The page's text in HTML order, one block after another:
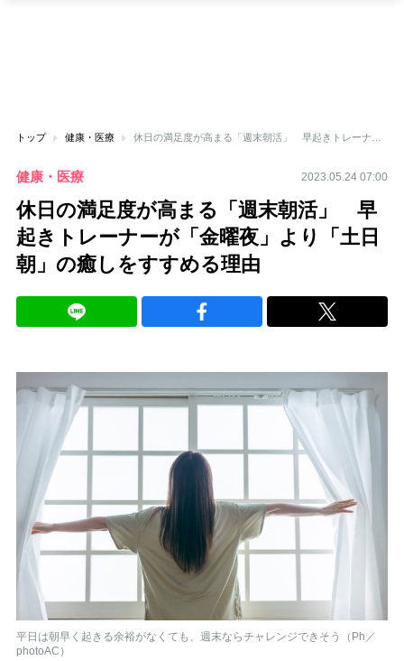
トップ 健康・医療
健康・医療 2023.05.24 07:00
休日の満足度が高まる「週末朝活」 早
起きトレーナーが「金曜夜」より「土日
朝」の癒しをすすめる理由
平日は朝早く起きる余裕がなくても、週末ならチャレンジできそう（Ph／
photoAC）